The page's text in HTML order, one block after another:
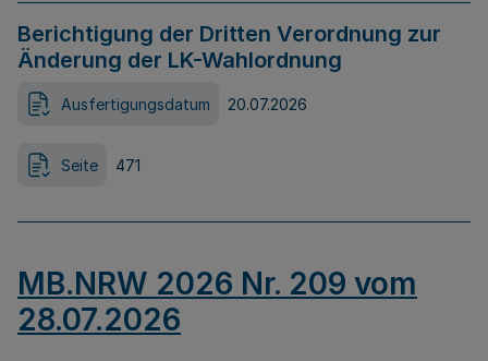
Berichtigung der Dritten Verordnung zur
Änderung der LK-Wahlordnung
Ausfertigungsdatum 20.07.2026
Seite 471
MB.NRW 2026 Nr. 209 vom
28.07.2026